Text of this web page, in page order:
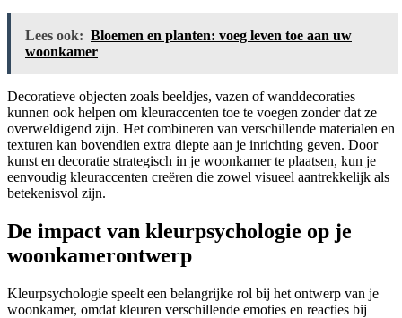
Lees ook: Bloemen en planten: voeg leven toe aan uw
woonkamer
Decoratieve objecten zoals beeldjes, vazen of wanddecoraties
kunnen ook helpen om kleuraccenten toe te voegen zonder dat ze
overweldigend zijn. Het combineren van verschillende materialen en
texturen kan bovendien extra diepte aan je inrichting geven. Door
kunst en decoratie strategisch in je woonkamer te plaatsen, kun je
eenvoudig kleuraccenten creëren die zowel visueel aantrekkelijk als
betekenisvol zijn.
De impact van kleurpsychologie op je
woonkamerontwerp
Kleurpsychologie speelt een belangrijke rol bij het ontwerp van je
woonkamer, omdat kleuren verschillende emoties en reacties bij